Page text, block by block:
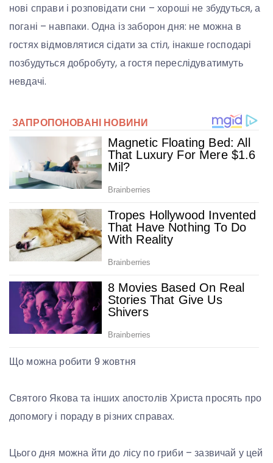
нові справи і розповідати сни – хороші не збудуться, а
погані – навпаки. Одна із заборон дня: не можна в
гостях відмовлятися сідати за стіл, інакше господарі
позбудуться добробуту, а гостя переслідуватимуть
невдачі.
Що можна робити 9 жовтня
Святого Якова та інших апостолів Христа просять про
допомогу і пораду в різних справах.
Цього дня можна йти до лісу по гриби – зазвичай у цей